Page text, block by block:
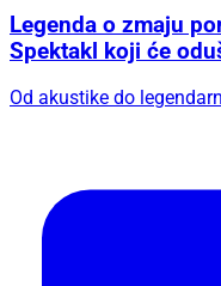
Legenda o zmaju
Spektakl koji će
Od akustike do